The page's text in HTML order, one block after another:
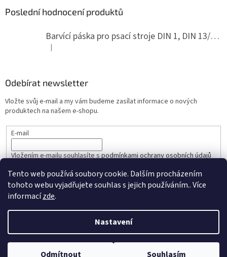
Tento web používá soubory cookie. Dalším procházením
tohoto webu vyjadřujete souhlas s jejich používáním.. Více
informacízde.
Nastavení
Odmítnout Souhlasím
Poslední hodnocení produktů
Barvící páska pro psací stroje DIN 1, DIN 13/10, LAND, PA červenočerná
Hodnocení produktu je 5 z 5 hvězdiček.
|
Odebírat newsletter
Vložte svůj e-mail a my vám budeme zasílat informace o nových
produktech na našem e-shopu.
E-mail
Vložením e-mailu souhlasíte spodmínkami ochrany osobních údajů
PŘIHLÁSIT SE
Vytvořil Shoptet
Copyright 2026COMPS CZ . Všechna práva vyhrazena.